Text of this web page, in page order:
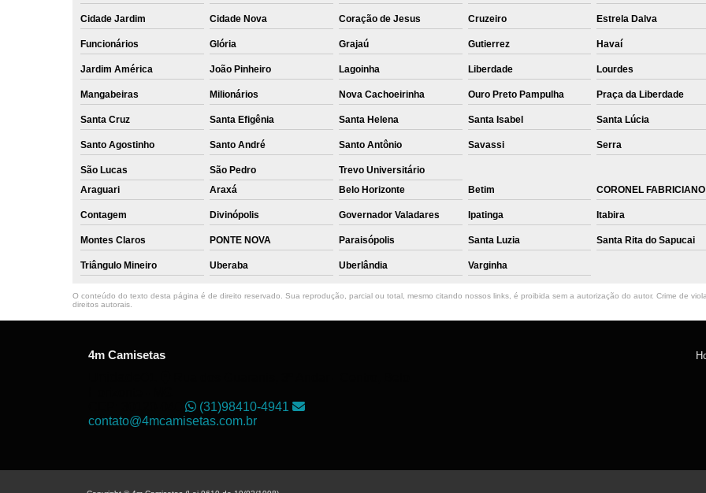
Sublimação de Estampa em
Sublimação em Camisetas de
Sublimação em Tecido
Sublimação para Camisetas
Cidade Jardim Cidade Nova Coração de Jesus Cruzeiro Estrela Dalva
Funcionários Glória Grajaú Gutierrez Havaí
Jardim América João Pinheiro Lagoinha Liberdade Lourdes
Mangabeiras Milionários Nova Cachoeirinha Ouro Preto Pampulha Praça da Liberdade
Santa Cruz Santa Efigênia Santa Helena Santa Isabel Santa Lúcia
Santo Agostinho Santo André Santo Antônio Savassi Serra
São Lucas São Pedro
Trevo Universitário
Araguari
Araxá Belo Horizonte Betim CORONEL FABRICIANO
Contagem Divinópolis Governador Valadares Ipatinga Itabira
Montes Claros PONTE NOVA Paraisópolis Santa Luzia Santa Rita do Sapucai
Triângulo Mineiro Uberaba Uberlândia Varginha
O conteúdo do texto desta página é de direito reservado. Sua reprodução, parcial ou total, mesmo citando nossos links, é proibida sem a autorização do autor. Crime de
direitos autorais
4m Camisetas
(31)98410-4941
contato@4mcamisetas.com.br